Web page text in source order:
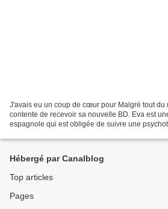
J'avais eu un coup de cœur pour Malgré tout du
contente de recevoir sa nouvelle BD. Eva est
espagnole qui est obligée de suivre une
Hébergé par Canalblog
Top articles
Pages